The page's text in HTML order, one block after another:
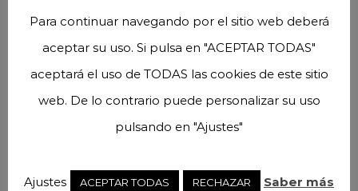
Para continuar navegando por el sitio web deberá
aceptar su uso. Si pulsa en "ACEPTAR TODAS"
aceptará el uso de TODAS las cookies de este sitio
web. De lo contrario puede personalizar su uso
pulsando en "Ajustes"
Ajustes ACEPTAR TODAS RECHAZAR Saber más